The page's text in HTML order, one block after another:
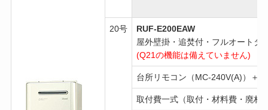
20号
RUF-E200EAW
屋外壁掛・追焚付・フルオートタ
(Q21の機能は備えていません)
台所リモコン（MC-240V(A)）＋
取付費一式（取付・材料費・廃材